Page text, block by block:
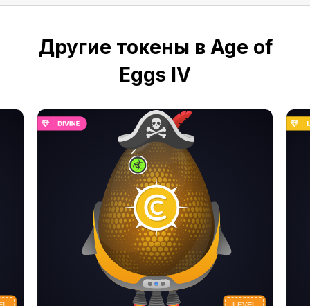
Другие токены в Age of
Eggs IV